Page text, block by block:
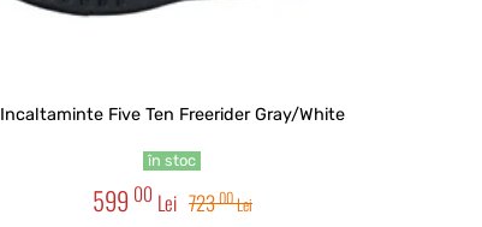
Incaltaminte Five Ten Freerider Gray/White
în stoc
599 00 Lei 72300Lei